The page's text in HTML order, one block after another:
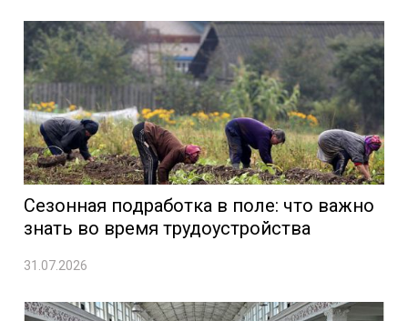
Сезонная подработка в поле: что важно
знать во время трудоустройства
31.07.2026